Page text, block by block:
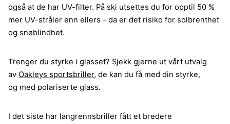
også at de har UV-filter. På ski utsettes du for opptil 50 %
mer UV-stråler enn ellers – da er det risiko for solbrenthet
og snøblindhet.
Trenger du styrke i glasset? Sjekk gjerne ut vårt utvalg
av Oakleys sportsbriller, de kan du få med din styrke,
og med polariserte glass.
I det siste har langrennsbriller fått et bredere